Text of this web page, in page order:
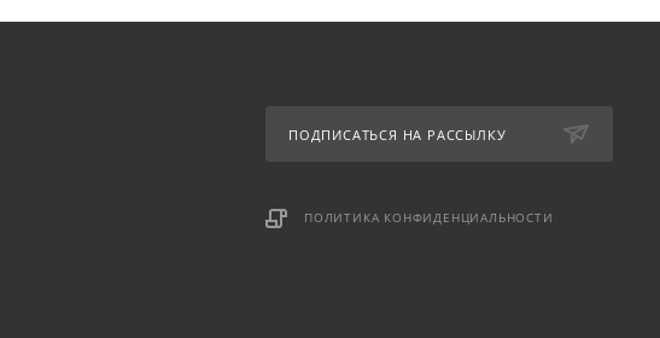
ПОДПИСАТЬСЯ НА РАССЫЛКУ
ПОЛИТИКА КОНФИДЕНЦИАЛЬНОСТИ